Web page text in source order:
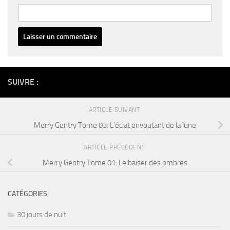
SUIVRE :
ARTICLE SUIVANT
Merry Gentry Tome 03: L’éclat envoutant de la lune
ARTICLE PRÉCÉDENT
Merry Gentry Tome 01: Le baiser des ombres
CATÉGORIES
30 jours de nuit